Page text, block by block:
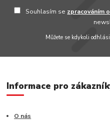
Souhlasím se zpracováním
Můžete se kdykoli
Informace pro
O nás